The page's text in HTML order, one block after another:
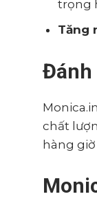
trọng
Tăng
Đánh
chất
hàng